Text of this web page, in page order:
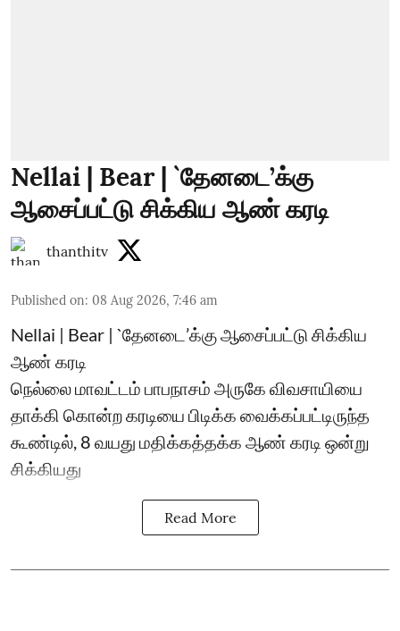
Nellai | Bear | `தேனடை’க்கு
ஆசைப்பட்டு சிக்கிய ஆண் கரடி
thanthitv
Published on: 08 Aug 2026, 7:46 am
Nellai | Bear | `தேனடை’க்கு ஆசைப்பட்டு சிக்கிய
ஆண் கரடி
நெல்லை மாவட்டம் பாபநாசம் அருகே விவசாயியை
தாக்கி கொன்ற கரடியை பிடிக்க வைக்கப்பட்டிருந்த
கூண்டில், 8 வயது மதிக்கத்தக்க ஆண் கரடி ஒன்று
சிக்கியது
Read More